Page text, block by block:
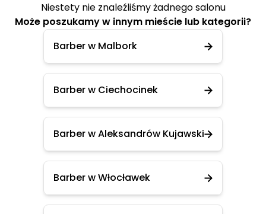
Niestety nie znaleźliśmy żadnego salonu
Może poszukamy w innym mieście lub kategorii?
Barber w Malbork
Barber w Ciechocinek
Barber w Aleksandrów Kujawski
Barber w Włocławek